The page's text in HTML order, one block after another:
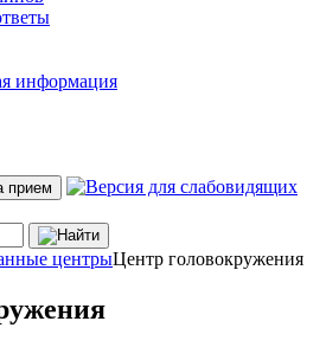
информация
прием
центрыЦентр головокружения